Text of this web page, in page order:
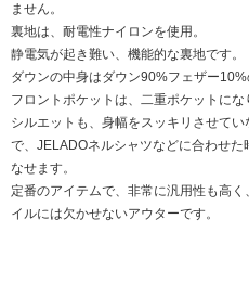
ません。
裏地は、耐電性ナイロンを使用。
静電気が起き難い、機能的な裏地です。
ダウンの中身はダウン90%フェザー10%
フロントポケットは、二重ポケットにな
シルエットも、身幅をスッキリさせて
で、JELADOネルシャツなどに合わせ
なせます。
定番のアイテムで、非常に汎用性も高
イルには欠かせないアウターです。